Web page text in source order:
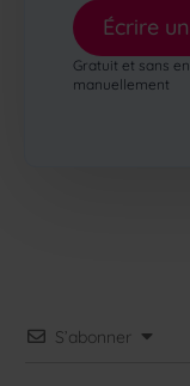
Écrire
Gratuit et sans
manuellement
S’abonner